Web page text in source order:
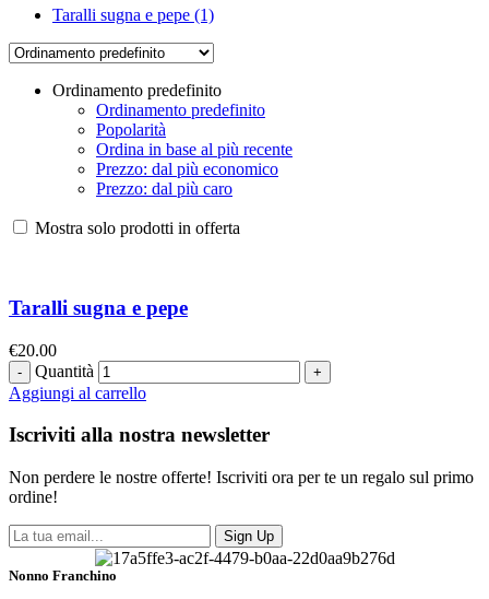
Taralli sugna e pepe (1)
Ordinamento predefinito
Ordinamento predefinito
Popolarità
Ordina in base al più recente
Prezzo: dal più economico
Prezzo: dal più caro
Mostra solo prodotti in offerta
Taralli sugna e pepe
€20.00
Quantità
Aggiungi al carrello
Iscriviti alla nostra newsletter
Non perdere le nostre offerte! Iscriviti ora per te un regalo sul primo
ordine!
Sign Up
Nonno Franchino